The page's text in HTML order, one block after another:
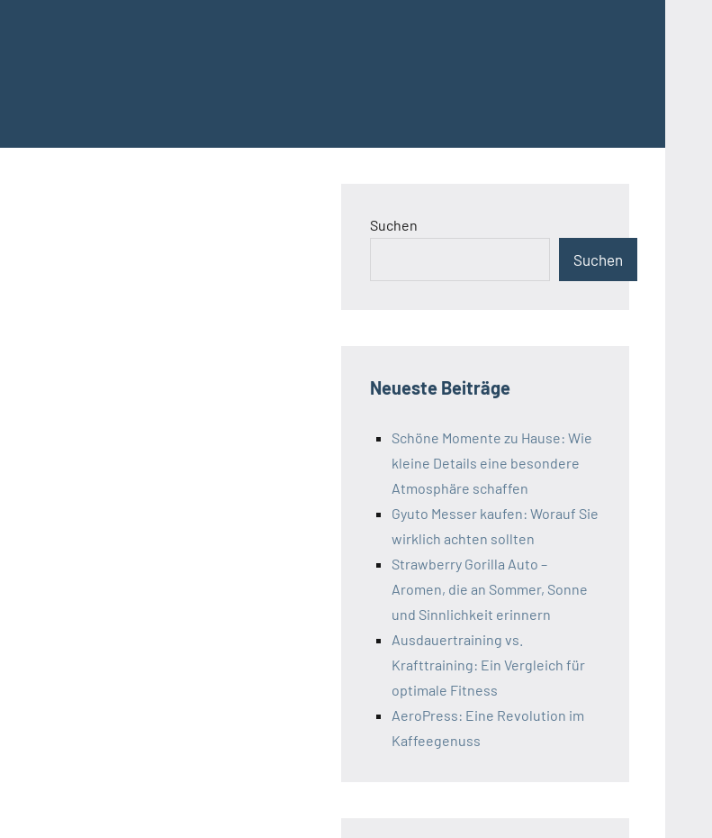
Suchen
Suchen
Neueste Beiträge
Schöne Momente zu Hause: Wie
kleine Details eine besondere
Atmosphäre schaffen
Gyuto Messer kaufen: Worauf Sie
wirklich achten sollten
Strawberry Gorilla Auto –
Aromen, die an Sommer, Sonne
und Sinnlichkeit erinnern
Ausdauertraining vs.
Krafttraining: Ein Vergleich für
optimale Fitness
AeroPress: Eine Revolution im
Kaffeegenuss